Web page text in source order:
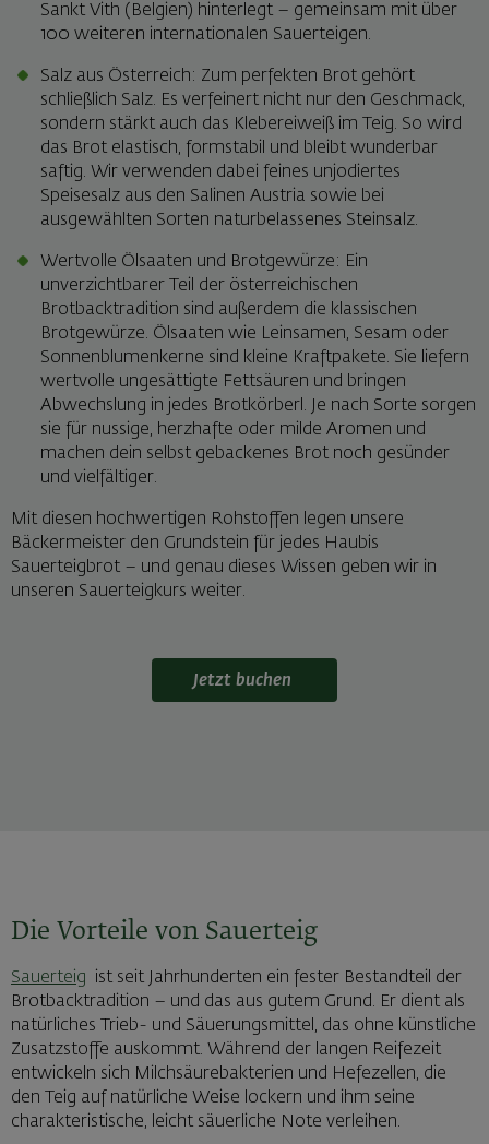
Sankt Vith (Belgien) hinterlegt – gemeinsam mit über
100 weiteren internationalen Sauerteigen.
Salz aus Österreich: Zum perfekten Brot gehört
schließlich Salz. Es verfeinert nicht nur den Geschmack,
sondern stärkt auch das Klebereiweiß im Teig. So wird
das Brot elastisch, formstabil und bleibt wunderbar
saftig. Wir verwenden dabei feines unjodiertes
Speisesalz aus den Salinen Austria sowie bei
ausgewählten Sorten naturbelassenes Steinsalz.
Wertvolle Ölsaaten und Brotgewürze: Ein
unverzichtbarer Teil der österreichischen
Brotbacktradition sind außerdem die klassischen
Brotgewürze. Ölsaaten wie Leinsamen, Sesam oder
Sonnenblumenkerne sind kleine Kraftpakete. Sie liefern
wertvolle ungesättigte Fettsäuren und bringen
Abwechslung in jedes Brotkörberl. Je nach Sorte sorgen
sie für nussige, herzhafte oder milde Aromen und
machen dein selbst gebackenes Brot noch gesünder
und vielfältiger.
Mit diesen hochwertigen Rohstoffen legen unsere
Bäckermeister den Grundstein für jedes Haubis
Sauerteigbrot – und genau dieses Wissen geben wir in
unseren Sauerteigkurs weiter.
Jetzt buchen
Die Vorteile von Sauerteig
Sauerteig ist seit Jahrhunderten ein fester Bestandteil der
Brotbacktradition – und das aus gutem Grund. Er dient als
natürliches Trieb- und Säuerungsmittel, das ohne künstliche
Zusatzstoffe auskommt. Während der langen Reifezeit
entwickeln sich Milchsäurebakterien und Hefezellen, die
den Teig auf natürliche Weise lockern und ihm seine
charakteristische, leicht säuerliche Note verleihen.